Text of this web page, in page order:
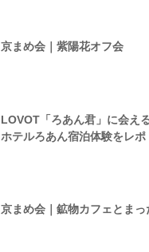
京まめ会｜紫陽花オフ会
LOVOT「ろあん君」に会え
ホテルろあん宿泊体験をレポ
京まめ会｜鉱物カフェとまっ